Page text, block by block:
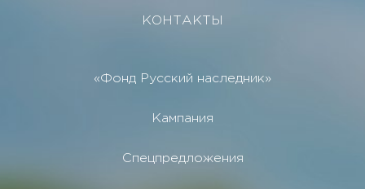
КОНТАКТЫ
«Фонд Русский наследник»
Кампания
Спецпредложения